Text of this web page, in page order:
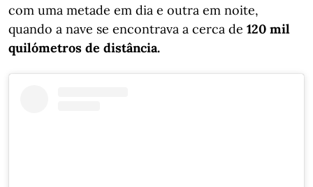
com uma metade em dia e outra em noite,
quando a nave se encontrava a cerca de 120 mil
quilómetros de distância.